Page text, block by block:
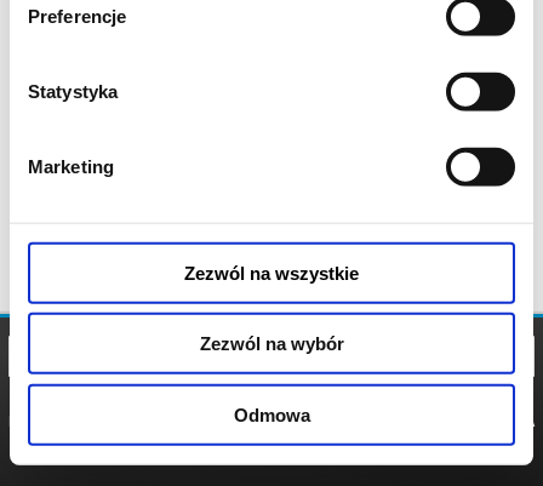
Preferencje
Statystyka
Marketing
Zezwól na wszystkie
Zezwól na wybór
Odmowa
POLITYKA
POLITYKA